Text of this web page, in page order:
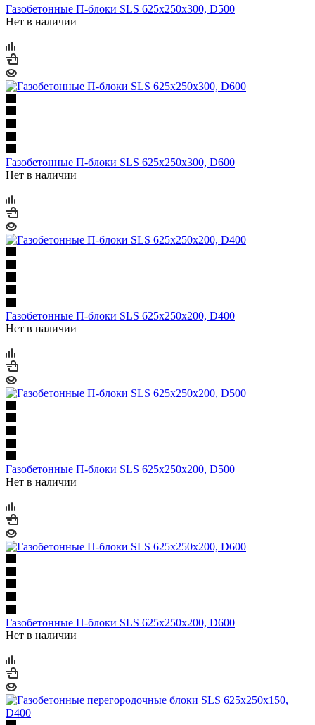
Газобетонные П-блоки SLS 625х250х300, D500
Нет в наличии
Газобетонные П-блоки SLS 625х250х300, D600
Нет в наличии
Газобетонные П-блоки SLS 625х250х200, D400
Нет в наличии
Газобетонные П-блоки SLS 625х250х200, D500
Нет в наличии
Газобетонные П-блоки SLS 625х250х200, D600
Нет в наличии